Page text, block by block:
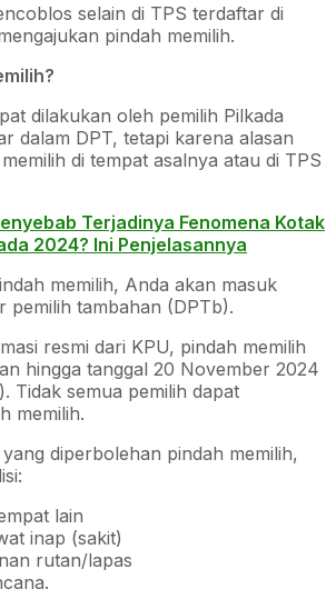
selain di TPS terdaftar di
pindah memilih.
dilakukan oleh pemilih Pilkada
dalam DPT, tetapi karena alasan
di tempat asalnya atau di TPS
Terjadinya Fenomena Kotak
2024? Ini Penjelasannya
memilih, Anda akan masuk
pemilih tambahan (DPTb).
resmi dari KPU, pindah memilih
hingga tanggal 20 November 2024
Tidak semua pemilih dapat
memilih.
diperbolehan pindah memilih,
lain
inap (sakit)
rutan/lapas